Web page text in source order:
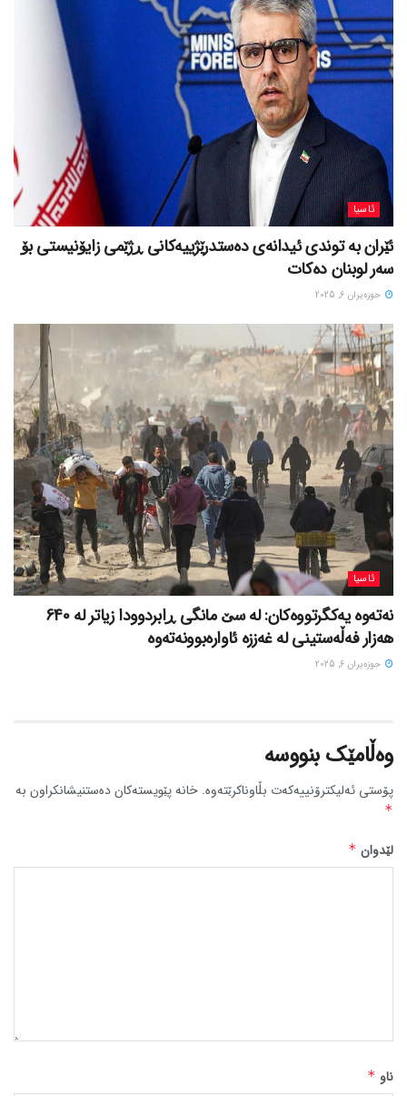
ئاسیا
ئێران بە توندی ئیدانەی دەستدرێژییەکانی ڕژێمی زایۆنیستی بۆ
سەر لوبنان دەکات
حوزه‌یران 6, 2025
ئاسیا
نەتەوە یەکگرتووەکان: لە سێ مانگی ڕابردوودا زیاتر لە 640
هەزار فەڵەستینی لە غەززە ئاوارەبوونەتەوە
حوزه‌یران 6, 2025
وەڵامێک بنووسە
پۆستی ئەلیکترۆنییەکەت بڵاوناکرێتەوە. خانە پێویستەکان دەستنیشانکراون بە
*
لێدوان *
ناو *